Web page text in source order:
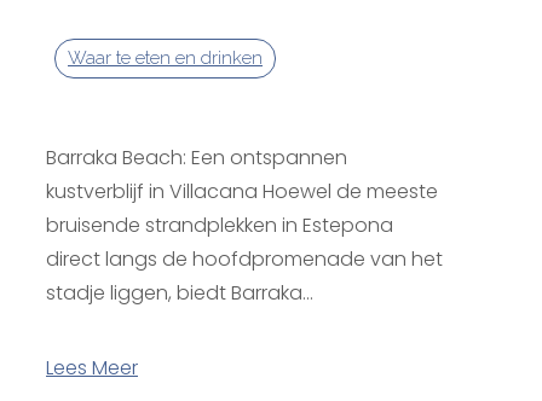
Waar te eten en drinken
Barraka Beach: Een ontspannen
kustverblijf in Villacana Hoewel de meeste
bruisende strandplekken in Estepona
direct langs de hoofdpromenade van het
stadje liggen, biedt Barraka...
Lees Meer